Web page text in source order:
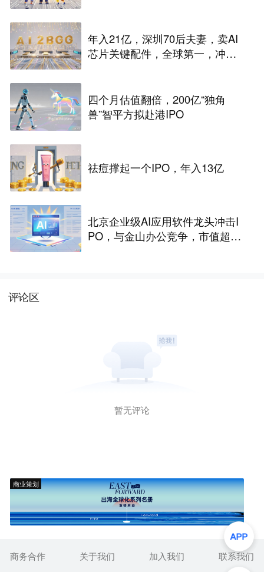
年入21亿，深圳70后夫妻，卖AI
芯片关键配件，全球第一，冲刺
四个月估值翻倍，200亿“独角
兽”智平方拟赴港IPO
祛痘撑起一个IPO，年入13亿
北京企业级AI应用软件龙头冲击I
PO，与金山办公竞争，市值超33
评论区
暂无评论
商业策划
商务合作 关于我们 加入我们 联系我们